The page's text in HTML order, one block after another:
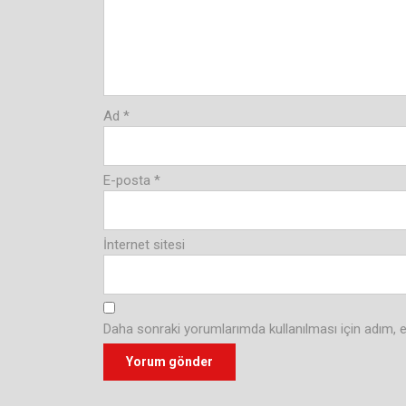
Ad *
E-posta *
İnternet sitesi
Daha sonraki yorumlarımda kullanılması için